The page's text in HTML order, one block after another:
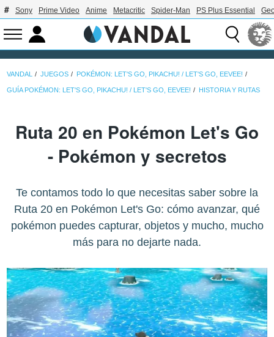
Sony Prime Video Anime Metacritic Spider-Man PS Plus Essential
VANDAL JUEGOS POKÉMON: LET'S GO, PIKACHU! / LET'S GO, EEVEE!
GUÍA POKÉMON: LET'S GO, PIKACHU! / LET'S GO, EEVEE! HISTORIA Y RUTAS
Ruta 20 en Pokémon Let's Go
- Pokémon y secretos
Te contamos todo lo que necesitas saber sobre la
Ruta 20 en Pokémon Let's Go: cómo avanzar, qué
pokémon puedes capturar, objetos y mucho, mucho
más para no dejarte nada.